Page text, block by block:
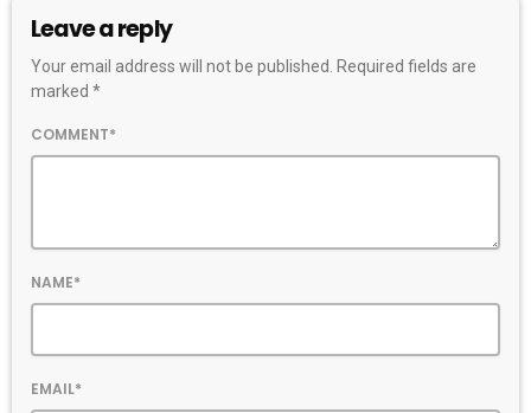
Leave a reply
Your email address will not be published. Required fields are
marked *
COMMENT*
NAME*
EMAIL*